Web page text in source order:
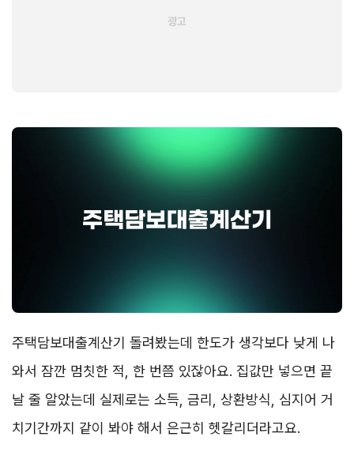
주택담보대출계산기 돌려봤는데 한도가 생각보다 낮게 나
와서 잠깐 멈칫한 적, 한 번쯤 있잖아요. 집값만 넣으면 끝
날 줄 알았는데 실제로는 소득, 금리, 상환방식, 심지어 거
치기간까지 같이 봐야 해서 은근히 헷갈리더라고요.